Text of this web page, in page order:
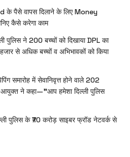
के पैसे वापस दिलाने के लिए Money
कैसे करेगा काम
पुलिस ने 200 बच्चों को दिखाया DPL का
से अधिक बच्चों व अभिभावकों को किया
समारोह में सेवानिवृत्त होने वाले 202
आयुक्त ने कहा—”आप हमेशा दिल्ली पुलिस
पुलिस के ₹70 करोड़ साइबर फ्रॉड नेटवर्क से